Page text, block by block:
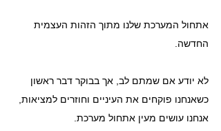
אתחול המערכת שלנו מתוך הזהות העצמית
החדשה.
לא יודע אם שמתם לב, אך בבוקר דבר ראשון
כשאנחנו פוקחים את העיניים וחוזרים למציאות,
אנחנו עושים מעין אתחול מערכת.